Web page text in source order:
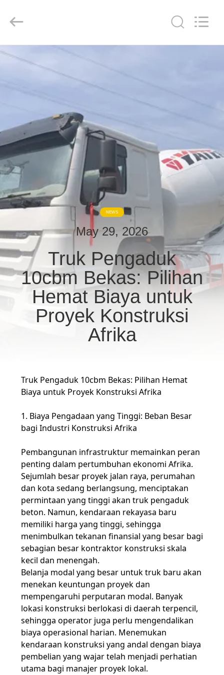
RUMAH
PRODUK
TENTANG
KAMI
TUR
PABRIK
KONTROL
KUALITAS
HUBUNGI
KAMI
PERMINTAAN
PENAWARAN
KEBIJAKAN
LTD..
NEWS
May 29, 2026
Truk Pengaduk
10cbm Bekas: Pilihan
Hemat Biaya untuk
Proyek Konstruksi
Afrika
Truk Pengaduk 10cbm Bekas: Pilihan Hemat
Biaya untuk Proyek Konstruksi Afrika
1. Biaya Pengadaan yang Tinggi: Beban Besar
bagi Industri Konstruksi Afrika
Pembangunan infrastruktur memainkan peran
penting dalam pertumbuhan ekonomi Afrika.
Sejumlah besar proyek jalan raya, perumahan
dan kota sedang berlangsung, menciptakan
permintaan yang tinggi akan truk pengaduk
beton. Namun, kendaraan rekayasa baru
memiliki harga yang tinggi, sehingga
menimbulkan tekanan finansial yang besar bagi
sebagian besar kontraktor konstruksi skala
kecil dan menengah.
Belanja modal yang besar untuk truk baru akan
menekan keuntungan proyek dan
mempengaruhi perputaran modal. Banyak
lokasi konstruksi berlokasi di daerah terpencil,
sehingga operator juga perlu mengendalikan
biaya operasional harian. Menemukan
kendaraan konstruksi yang andal dengan biaya
pembelian yang wajar telah menjadi perhatian
utama bagi manajer proyek lokal.